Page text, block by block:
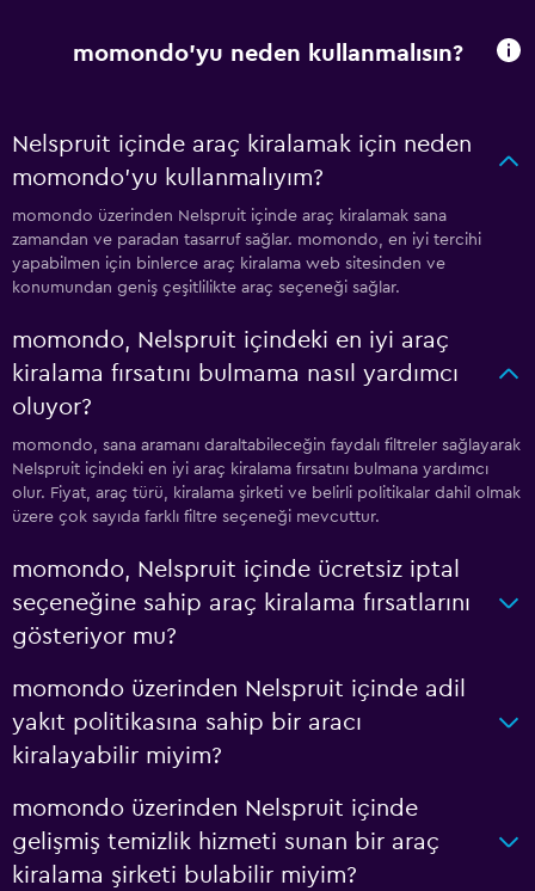
momondo'yu neden kullanmalısın?
Nelspruit içinde araç kiralamak için neden
momondo'yu kullanmalıyım?
momondo üzerinden Nelspruit içinde araç kiralamak sana
zamandan ve paradan tasarruf sağlar. momondo, en iyi tercihi
yapabilmen için binlerce araç kiralama web sitesinden ve
konumundan geniş çeşitlilikte araç seçeneği sağlar.
momondo, Nelspruit içindeki en iyi araç
kiralama fırsatını bulmama nasıl yardımcı
oluyor?
momondo, sana aramanı daraltabileceğin faydalı filtreler sağlayarak
Nelspruit içindeki en iyi araç kiralama fırsatını bulmana yardımcı
olur. Fiyat, araç türü, kiralama şirketi ve belirli politikalar dahil olmak
üzere çok sayıda farklı filtre seçeneği mevcuttur.
momondo, Nelspruit içinde ücretsiz iptal
seçeneğine sahip araç kiralama fırsatlarını
gösteriyor mu?
momondo üzerinden Nelspruit içinde adil
yakıt politikasına sahip bir aracı
kiralayabilir miyim?
momondo üzerinden Nelspruit içinde
gelişmiş temizlik hizmeti sunan bir araç
kiralama şirketi bulabilir miyim?